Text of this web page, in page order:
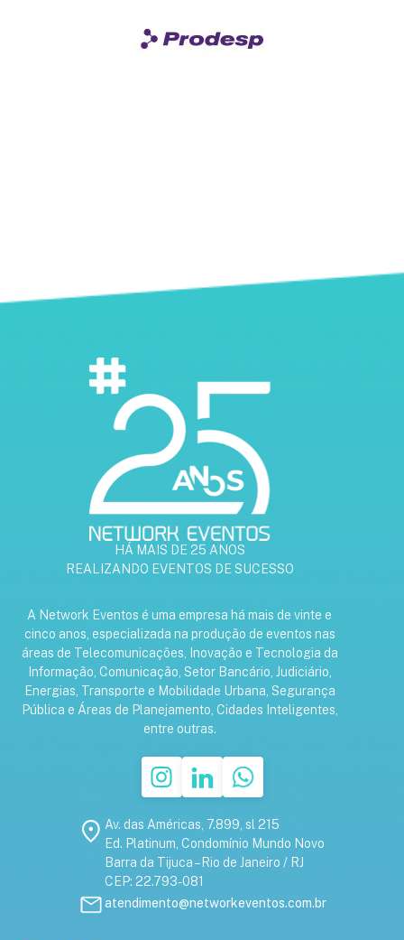
HÁ MAIS DE 25 ANOS
REALIZANDO EVENTOS DE SUCESSO
A Network Eventos é uma empresa há mais de vinte e
cinco anos, especializada na produção de eventos nas
áreas de Telecomunicações, Inovação e Tecnologia da
Informação, Comunicação, Setor Bancário, Judiciário,
Energias, Transporte e Mobilidade Urbana, Segurança
Pública e Áreas de Planejamento, Cidades Inteligentes,
entre outras.
Av. das Américas, 7.899, sl 215
Ed. Platinum, Condomínio Mundo Novo
Barra da Tijuca – Rio de Janeiro / RJ
CEP: 22.793-081
atendimento@networkeventos.com.br